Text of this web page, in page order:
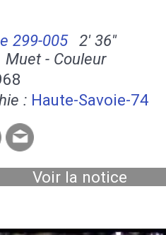
299-005
2' 36''
- Couleur
: Haute-Savoie-74
Voir la notice